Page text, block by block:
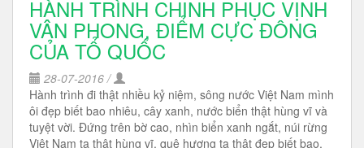
HÀNH TRÌNH CHINH PHỤC VỊNH
VÂN PHONG, ĐIỂM CỰC ĐÔNG
CỦA TỔ QUỐC
28-07-2016 /
Hành trình đi thật nhiều kỷ niệm, sông nước Việt Nam mình
ôi đẹp biết bao nhiêu, cây xanh, nước biển thật hùng vĩ và
tuyệt vời. Đứng trên bờ cao, nhìn biển xanh ngắt, núi rừng
Việt Nam ta thật hùng vĩ, quê hương ta thật đẹp biết bao,